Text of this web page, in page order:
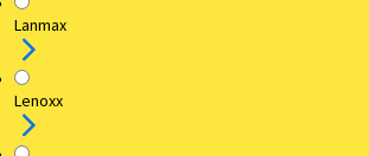
Lanmax
Lenoxx